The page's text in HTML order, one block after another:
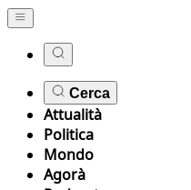
Cerca
Attualità
Politica
Mondo
Agorà